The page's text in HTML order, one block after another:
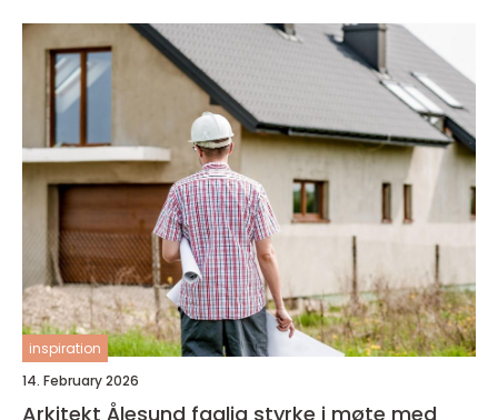
inspiration
14. February 2026
Arkitekt Ålesund faglig styrke i møte med